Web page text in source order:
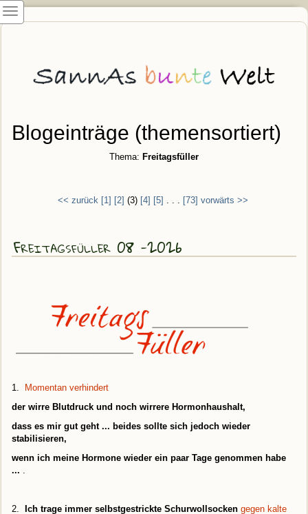
Blogeinträge (themensortiert)
Thema: Freitagsfüller
<< zurück [1] [2] (3) [4] [5] [73] vorwärts >>
Freitagsfüller 08 -2026
1.
Momentan verhindert
der wirre Blutdruck und noch wirrere Hormonhaushalt,
dass es mir gut geht ... beides sollte sich jedoch wieder
stabilisieren,
wenn ich meine Hormone wieder ein paar Tage genommen habe
...
2. Ich trage immer selbstgestrickte Schurwollsocken gegen kalte